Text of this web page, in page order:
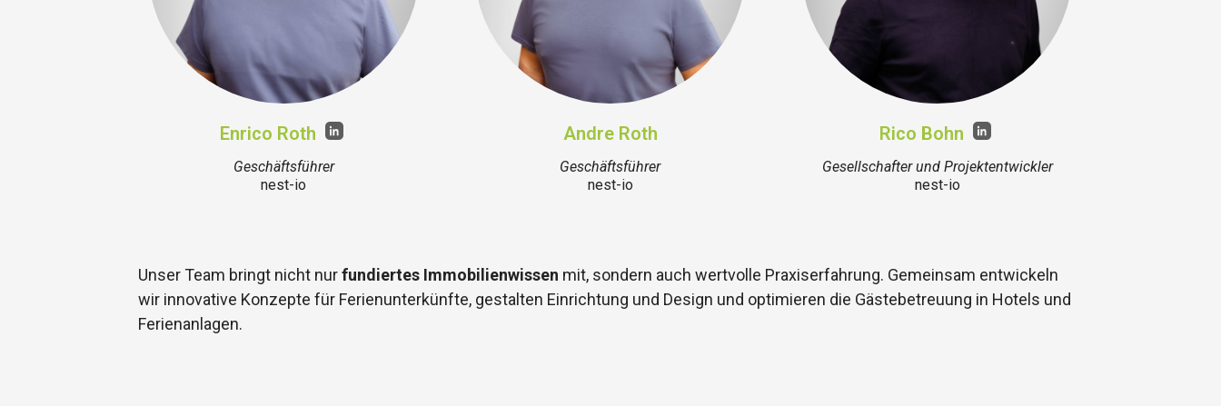
Enrico Roth
Geschäftsführer
nest-io
Andre Roth
Geschäftsführer
nest-io
Rico Bohn
Gesellschafter und Projektentwickler
nest-io
Unser Team bringt nicht nurfundiertes Immobilienwissen mit, sondern auch wertvolle Praxiserfahrung. Gemeinsam entwickeln
wir innovative Konzepte für Ferienunterkünfte, gestalten Einrichtung und Design und optimieren die Gästebetreuung in Hotels und
Ferienanlagen.